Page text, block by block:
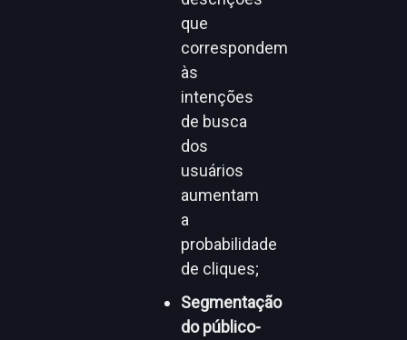
que
correspondem
às
intenções
de busca
dos
usuários
aumentam
a
probabilidade
de cliques;
Segmentação
do público-